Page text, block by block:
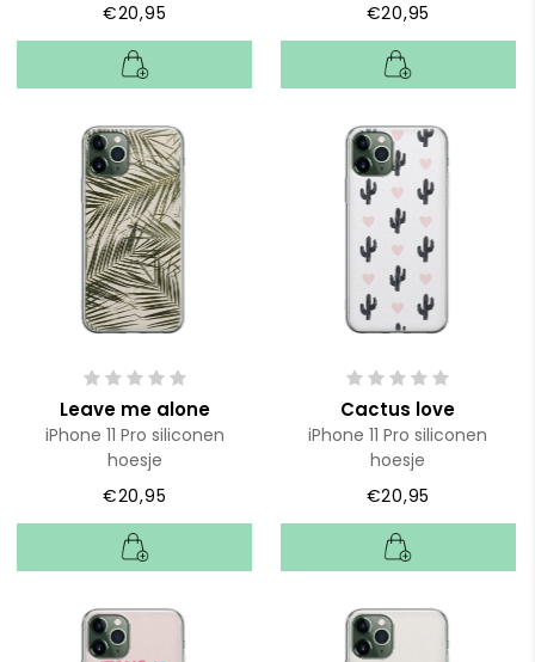
€20,95
€20,95
Leave me alone
iPhone 11 Pro siliconen
hoesje
€20,95
Cactus love
iPhone 11 Pro siliconen
hoesje
€20,95